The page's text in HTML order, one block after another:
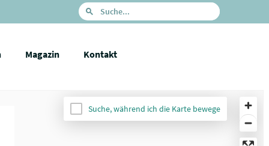
Magazin Kontakt
Suche, während ich die Karte bewege